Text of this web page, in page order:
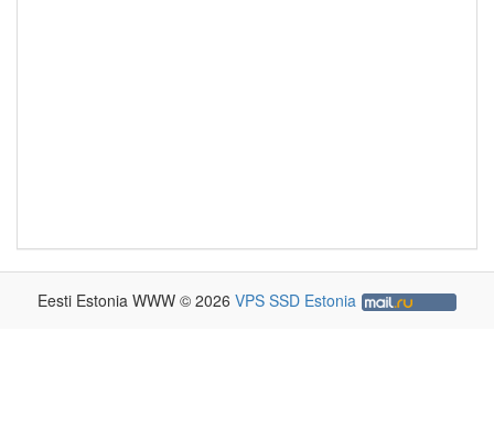
Eesti Estonia WWW © 2026 VPS SSD Estonia